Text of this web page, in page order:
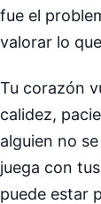
fue el
valorar lo
Tu corazón
calidez,
alguien no
juega con
puede estar